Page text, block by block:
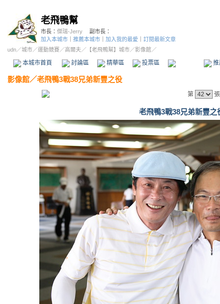
老飛鴨幫
市長： 傑瑞-Jerry
副市長：
加入本城市
推薦本城市 加入我的最愛
訂閱最新文章
udn／城市／運動競賽／高爾夫／ 【老飛鴨幫】城市／影像館／
本城市首頁 討論區 精華區 投票區 影像館
影像館／老飛鴨3戰38兄弟新豐之役
第
老飛鴨3戰38兄弟新豐之